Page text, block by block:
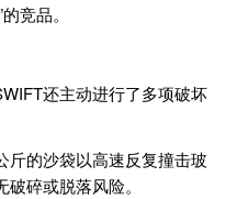
竞品。
还主动进行了多项破坏
的沙袋以高速反复撞击玻
碎或脱落风险。